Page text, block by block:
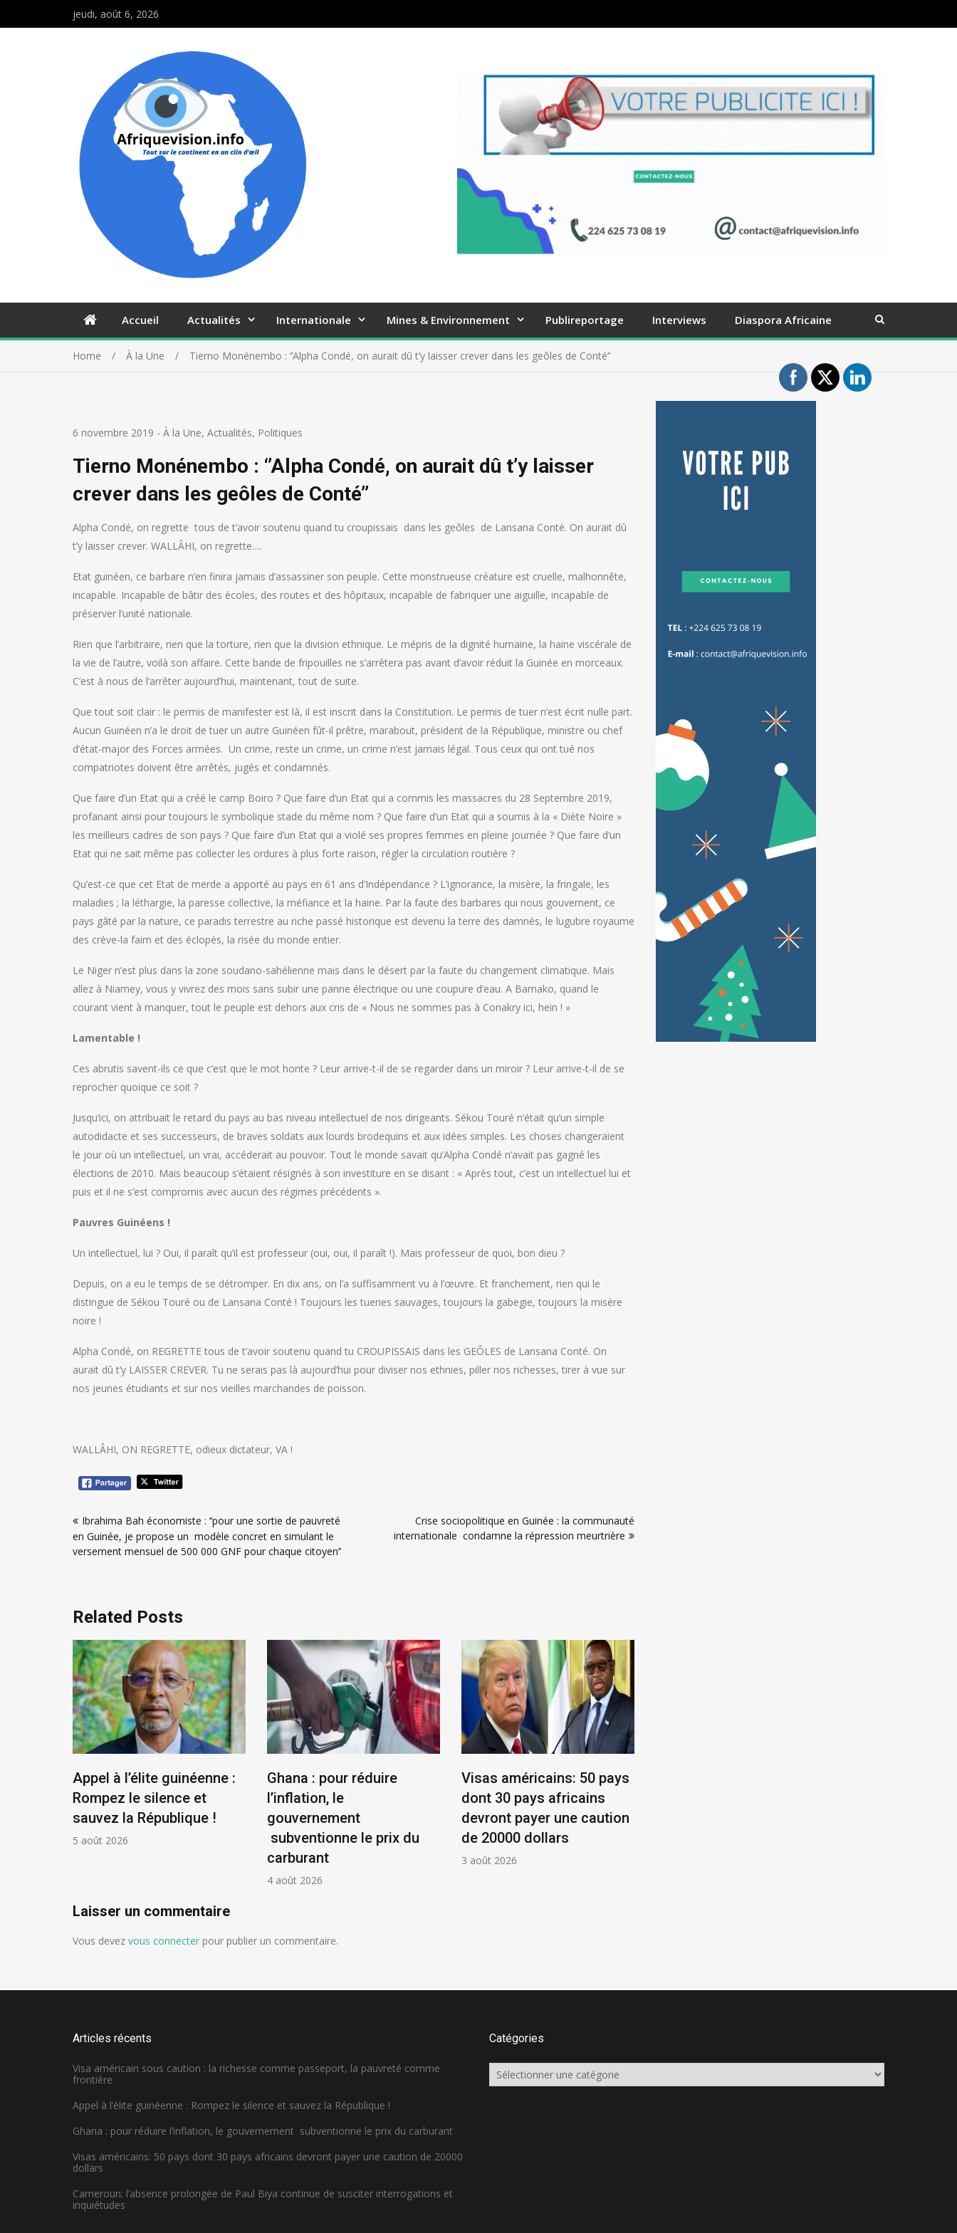
jeudi, août 6, 2026
Accueil Actualités Internationale Mines & Environnement Publireportage Interviews Diaspora Africaine
Home À la Une Tierno Monénembo : ‘’Alpha Condé, on aurait dû t’y laisser crever dans les geôles de Conté’’
6 novembre 2019 - À la Une, Actualités, Politiques
Tierno Monénembo : ‘’Alpha Condé, on aurait dû t’y laisser
crever dans les geôles de Conté’’
Alpha Condé, on regrette tous de t’avoir soutenu quand tu croupissais dans les geôles de Lansana Conté. On aurait dû
t’y laisser crever. WALLÂHI, on regrette….
Etat guinéen, ce barbare n’en finira jamais d’assassiner son peuple. Cette monstrueuse créature est cruelle, malhonnête,
incapable. Incapable de bâtir des écoles, des routes et des hôpitaux, incapable de fabriquer une aiguille, incapable de
préserver l’unité nationale.
Rien que l’arbitraire, rien que la torture, rien que la division ethnique. Le mépris de la dignité humaine, la haine viscérale de
la vie de l’autre, voilà son affaire. Cette bande de fripouilles ne s’arrêtera pas avant d’avoir réduit la Guinée en morceaux.
C’est à nous de l’arrêter aujourd’hui, maintenant, tout de suite.
Que tout soit clair : le permis de manifester est là, il est inscrit dans la Constitution. Le permis de tuer n’est écrit nulle part.
Aucun Guinéen n’a le droit de tuer un autre Guinéen fût-il prêtre, marabout, président de la République, ministre ou chef
d’état-major des Forces armées. Un crime, reste un crime, un crime n’est jamais légal. Tous ceux qui ont tué nos
compatriotes doivent être arrêtés, jugés et condamnés.
Que faire d’un Etat qui a créé le camp Boiro ? Que faire d’un Etat qui a commis les massacres du 28 Septembre 2019,
profanant ainsi pour toujours le symbolique stade du même nom ? Que faire d’un Etat qui a soumis à la « Diète Noire »
les meilleurs cadres de son pays ? Que faire d’un Etat qui a violé ses propres femmes en pleine journée ? Que faire d’un
Etat qui ne sait même pas collecter les ordures à plus forte raison, régler la circulation routière ?
Qu’est-ce que cet Etat de merde a apporté au pays en 61 ans d’Indépendance ? L’ignorance, la misère, la fringale, les
maladies ; la léthargie, la paresse collective, la méfiance et la haine. Par la faute des barbares qui nous gouvernent, ce
pays gâté par la nature, ce paradis terrestre au riche passé historique est devenu la terre des damnés, le lugubre royaume
des crève-la faim et des éclopés, la risée du monde entier.
Le Niger n’est plus dans la zone soudano-sahélienne mais dans le désert par la faute du changement climatique. Mais
allez à Niamey, vous y vivrez des mois sans subir une panne électrique ou une coupure d’eau. A Bamako, quand le
courant vient à manquer, tout le peuple est dehors aux cris de « Nous ne sommes pas à Conakry ici, hein ! »
Lamentable !
Ces abrutis savent-ils ce que c’est que le mot honte ? Leur arrive-t-il de se regarder dans un miroir ? Leur arrive-t-il de se
reprocher quoique ce soit ?
Jusqu’ici, on attribuait le retard du pays au bas niveau intellectuel de nos dirigeants. Sékou Touré n’était qu’un simple
autodidacte et ses successeurs, de braves soldats aux lourds brodequins et aux idées simples. Les choses changeraient
le jour où un intellectuel, un vrai, accéderait au pouvoir. Tout le monde savait qu’Alpha Condé n’avait pas gagné les
élections de 2010. Mais beaucoup s’étaient résignés à son investiture en se disant : « Après tout, c’est un intellectuel lui et
puis et il ne s’est compromis avec aucun des régimes précédents ».
Pauvres Guinéens !
Un intellectuel, lui ? Oui, il paraît qu’il est professeur (oui, oui, il paraît !). Mais professeur de quoi, bon dieu ?
Depuis, on a eu le temps de se détromper. En dix ans, on l’a suffisamment vu à l’œuvre. Et franchement, rien qui le
distingue de Sékou Touré ou de Lansana Conté ! Toujours les tueries sauvages, toujours la gabegie, toujours la misère
noire !
Alpha Condé, on REGRETTE tous de t’avoir soutenu quand tu CROUPISSAIS dans les GEÔLES de Lansana Conté. On
aurait dû t’y LAISSER CREVER. Tu ne serais pas là aujourd’hui pour diviser nos ethnies, piller nos richesses, tirer à vue sur
nos jeunes étudiants et sur nos vieilles marchandes de poisson.
WALLÂHI, ON REGRETTE, odieux dictateur, VA !
de
l’article
Ibrahima Bah économiste : ‘’pour une sortie de pauvreté
en Guinée, je propose un modèle concret en simulant le
versement mensuel de 500 000 GNF pour chaque citoyen’’
Crise sociopolitique en Guinée : la communauté
internationale condamne la répression meurtrière
Related Posts
Appel à l’élite guinéenne :
Rompez le silence et
sauvez la République !
5 août 2026
Ghana : pour réduire
l’inflation, le
gouvernement
subventionne le prix du
carburant
4 août 2026
Visas américains: 50 pays
dont 30 pays africains
devront payer une caution
de 20000 dollars
3 août 2026
Laisser un commentaire
Vous devez vous connecter pour publier un commentaire.
Articles récents
Visa américain sous caution : la richesse comme passeport, la pauvreté comme
frontière
Appel à l’élite guinéenne : Rompez le silence et sauvez la République !
Ghana : pour réduire l’inflation, le gouvernement subventionne le prix du carburant
Visas américains: 50 pays dont 30 pays africains devront payer une caution de 20000
dollars
Cameroun: l’absence prolongée de Paul Biya continue de susciter interrogations et
inquiétudes
Catégories
Catégories